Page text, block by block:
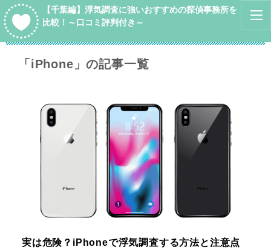
【千葉編】浮気調査に強いおすすめの探偵事務所を
比較！～口コミ評判付き～
「iPhone」の記事一覧
実は危険？iPhoneで浮気調査する方法と注意点